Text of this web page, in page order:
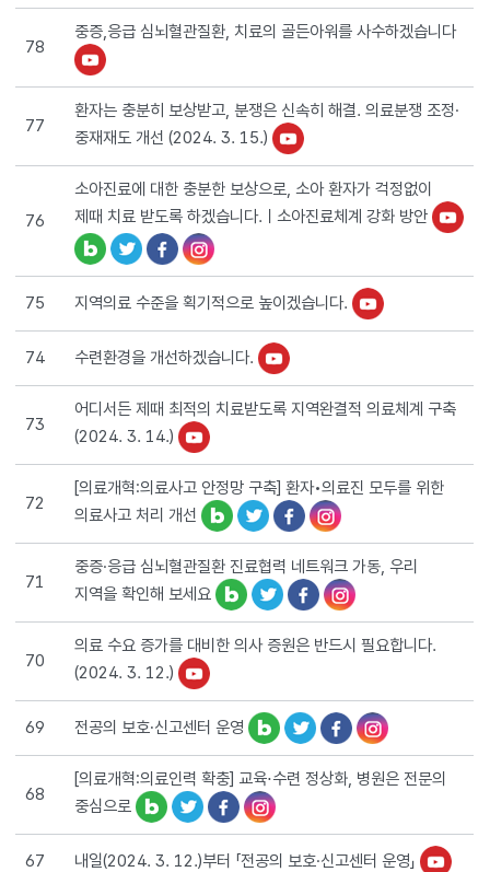
78
중증,응급 심뇌혈관질환, 치료의 골든아워를 사수하겠습니다
77
환자는 충분히 보상받고, 분쟁은 신속히 해결. 의료분쟁 조정·
중재재도 개선 (2024. 3. 15.)
76
소아진료에 대한 충분한 보상으로, 소아 환자가 걱정없이
제때 치료 받도록 하겠습니다.ㅣ소아진료체계 강화 방안
75 지역의료 수준을 획기적으로 높이겠습니다.
74 수련환경을 개선하겠습니다.
73
어디서든 제때 최적의 치료받도록 지역완결적 의료체계 구축
(2024. 3. 14.)
72
[의료개혁:의료사고 안정망 구축] 환자•의료진 모두를 위한
의료사고 처리 개선
71
중증·응급 심뇌혈관질환 진료협력 네트워크 가동, 우리
지역을 확인해 보세요
70
의료 수요 증가를 대비한 의사 증원은 반드시 필요합니다.
(2024. 3. 12.)
69 전공의 보호∙신고센터 운영
68
[의료개혁:의료인력 확충] 교육⋅수련 정상화, 병원은 전문의
중심으로
67 내일(2024. 3. 12.)부터 「전공의 보호·신고센터 운영」